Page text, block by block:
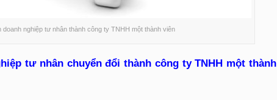
doanh nghiệp tư nhân thành công ty TNHH một thành viên
tư nhân chuyển đổi thành công ty TNHH một thành